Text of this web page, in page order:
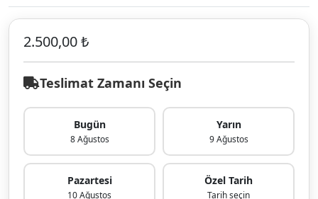
2.500,00 ₺
Teslimat Zamanı Seçin
Bugün
8 Ağustos
Yarın
9 Ağustos
Pazartesi
10 Ağustos
Özel Tarih
Tarih seçin